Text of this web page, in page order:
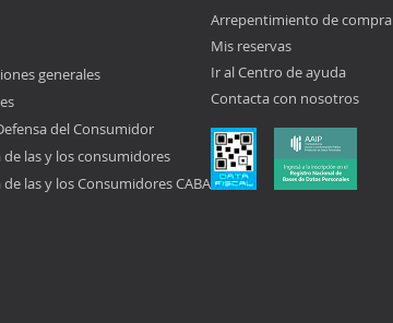
generales
del Consumidor
de las y los consumidores
las y los Consumidores CABA
Arrepentimiento de compra
Mis reservas
Ir al Centro de ayuda
Contacta con nosotros